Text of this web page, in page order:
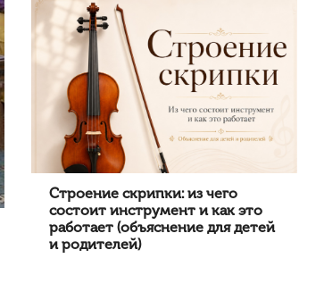
Строение скрипки: из чего
состоит инструмент и как это
работает (объяснение для детей
и родителей)